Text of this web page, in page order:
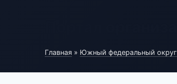
Главная » Южный федеральный округ